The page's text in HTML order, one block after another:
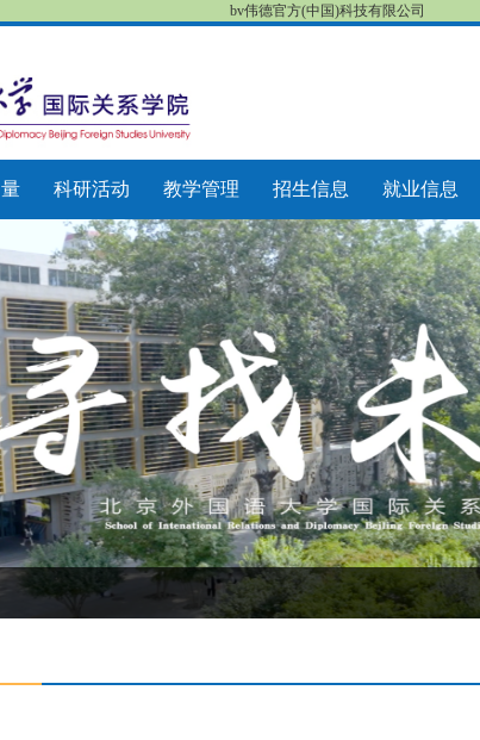
bv伟德官方(中国)科技有限公司
科研活动 教学管理 招生信息 就业信息